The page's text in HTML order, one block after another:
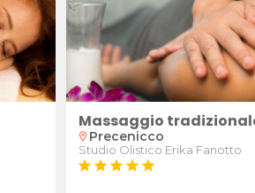
Massaggio
location_on Precenicco
Studio Olistico Erika Fanotto
star star star star star